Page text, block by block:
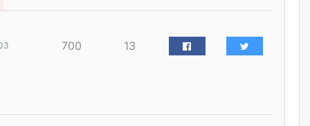
хууль хяналтын байгууллагаар
зогсоож, Арабын орнуудаас
700 13